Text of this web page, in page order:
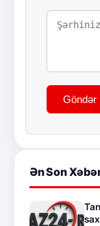
Göndər
Ən Son